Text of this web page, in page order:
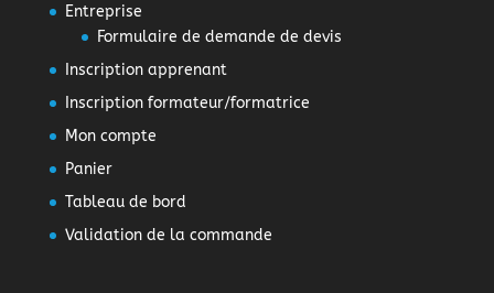
Entreprise
Formulaire de demande de devis
Inscription apprenant
Inscription formateur/formatrice
Mon compte
Panier
Tableau de bord
Validation de la commande